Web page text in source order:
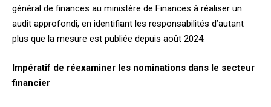
général de finances au ministère de Finances à réaliser un
audit approfondi, en identifiant les responsabilités d’autant
plus que la mesure est publiée depuis août 2024.
Impératif de réexaminer les nominations dans le secteur
financier